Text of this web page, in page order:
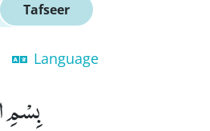
Tafseer
Language
بِسْمِ